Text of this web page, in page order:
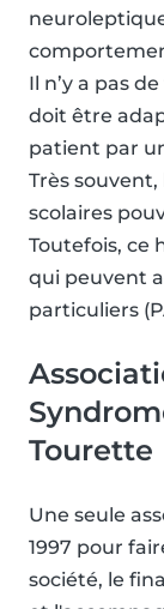
Il n’y a pas
doit être
patient par
Très
scolaires
Toutefois, ce
qui peuvent
particuliers
Tourette
Une seule
1997 pour
société, le